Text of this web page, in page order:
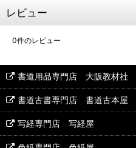
レビュー
0件のレビュー
書道用品専門店 大阪教材社
書道古書専門店 書道古本屋
写経専門店 写経屋